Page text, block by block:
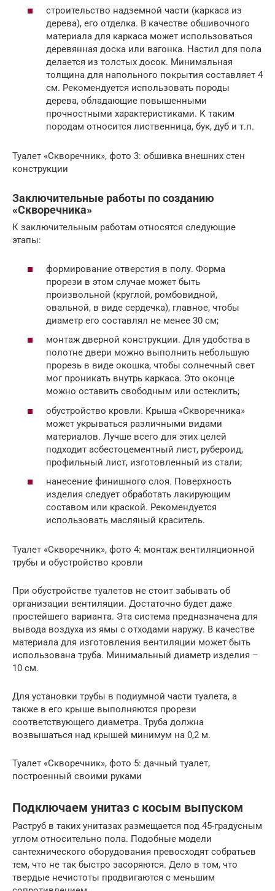
строительство надземной части (каркаса из
дерева), его отделка. В качестве обшивочного
материала для каркаса может использоваться
деревянная доска или вагонка. Настил для пола
делается из толстых досок. Минимальная
толщина для напольного покрытия составляет 4
см. Рекомендуется использовать породы
дерева, обладающие повышенными
прочностными характеристиками. К таким
породам относится лиственница, бук, дуб и т.п.
Туалет «Скворечник», фото 3: обшивка внешних стен
конструкции
Заключительные работы по созданию
«Скворечника»
К заключительным работам относятся следующие
этапы:
формирование отверстия в полу. Форма
прорези в этом случае может быть
произвольной (круглой, ромбовидной,
овальной, в виде сердечка), главное, чтобы
диаметр его составлял не менее 30 см;
монтаж дверной конструкции. Для удобства в
полотне двери можно выполнить небольшую
прорезь в виде окошка, чтобы солнечный свет
мог проникать внутрь каркаса. Это оконце
можно оставить свободным или остеклить;
обустройство кровли. Крыша «Скворечника»
может укрываться различными видами
материалов. Лучше всего для этих целей
подходит асбестоцементный лист, рубероид,
профильный лист, изготовленный из стали;
нанесение финишного слоя. Поверхность
изделия следует обработать лакирующим
составом или краской. Рекомендуется
использовать масляный краситель.
Туалет «Скворечник», фото 4: монтаж вентиляционной
трубы и обустройство кровли
При обустройстве туалетов не стоит забывать об
организации вентиляции. Достаточно будет даже
простейшего варианта. Эта система предназначена для
вывода воздуха из ямы с отходами наружу. В качестве
материала для изготовления вентиляции может быть
использована труба. Минимальный диаметр изделия –
10 см.
Для установки трубы в подиумной части туалета, а
также в его крыше выполняются прорези
соответствующего диаметра. Труба должна
возвышаться над крышей минимум на 0,2 м.
Туалет «Скворечник», фото 5: дачный туалет,
построенный своими руками
Подключаем унитаз с косым выпуском
Раструб в таких унитазах размещается под 45-градусным
углом относительно пола. Подобные модели
сантехнического оборудования превосходят собратьев
тем, что не так быстро засоряются. Дело в том, что
твердые нечистоты продвигаются с меньшим